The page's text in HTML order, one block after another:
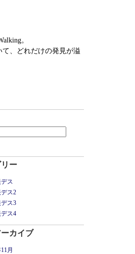
。
、どれだけの発見が溢
ー
ス
ス2
ス3
ス4
カイブ
月